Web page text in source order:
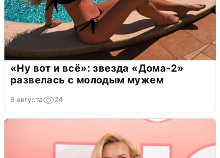
«Ну вот и всё»: звезда «Дома-2»
развелась с молодым мужем
6 августа 24